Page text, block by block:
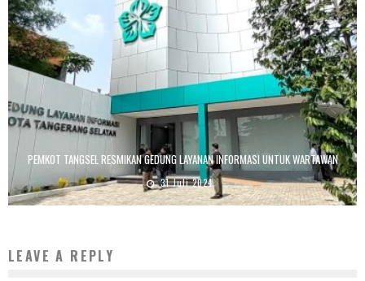
PEMKOT TANGSEL RESMIKAN GEDUNG LAYANAN INFORMASI UNTUK WARTAWAN
31 Juli 2024
LEAVE A REPLY